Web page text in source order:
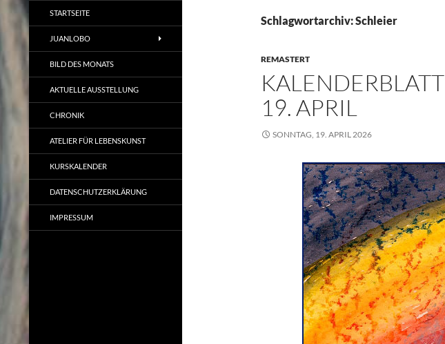
Schlagwortarchiv: Schleier
REMASTERT
KALENDERBLATT
19. APRIL
SONNTAG, 19. APRIL 2026
STARTSEITE
JUANLOBO
BILD DES MONATS
AKTUELLE AUSSTELLUNG
CHRONIK
ATELIER FÜR LEBENSKUNST
KURSKALENDER
DATENSCHUTZERKLÄRUNG
IMPRESSUM